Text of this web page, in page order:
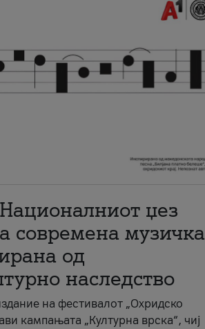
џез
современа музичка
од
наследство
на фестивалот „Охридско
кампањата „Културна врска“, чиј